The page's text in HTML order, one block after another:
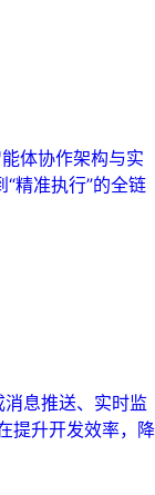
体协作架构与实
精准执行”的全链
息推送、实时监
提升开发效率，降